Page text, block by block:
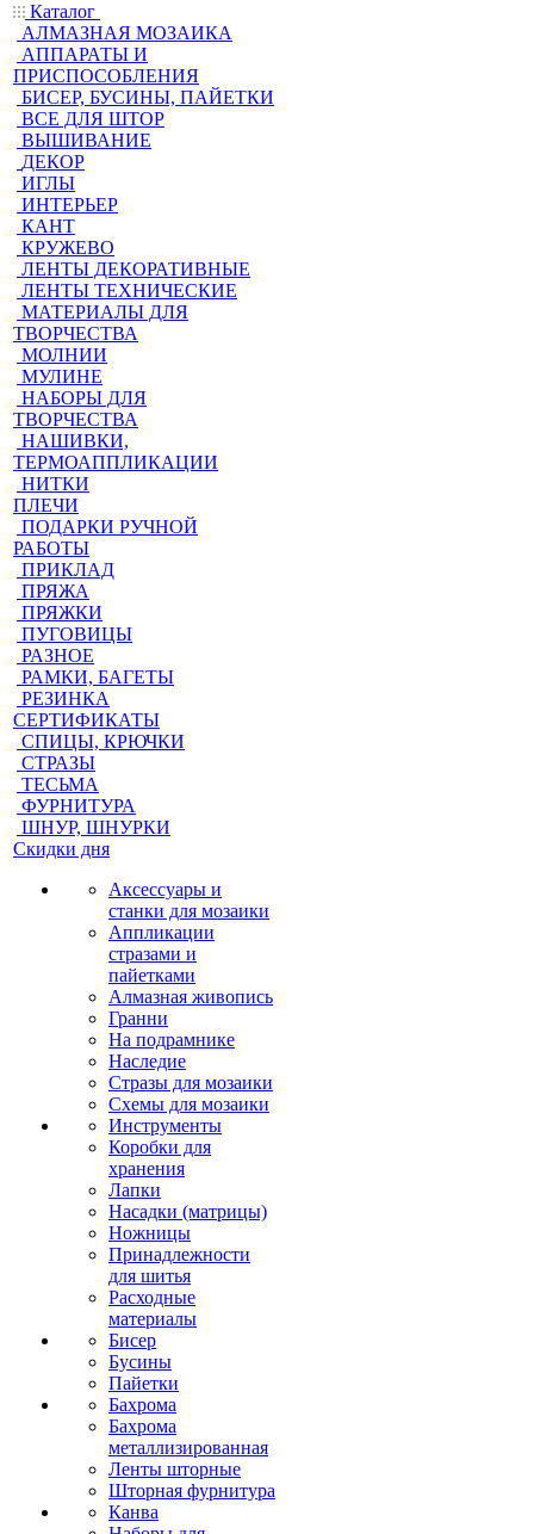
Каталог
АЛМАЗНАЯ МОЗАИКА
АППАРАТЫ И
ПРИСПОСОБЛЕНИЯ
БИСЕР, БУСИНЫ, ПАЙЕТКИ
ВСЕ ДЛЯ ШТОР
ВЫШИВАНИЕ
ДЕКОР
ИГЛЫ
ИНТЕРЬЕР
КАНТ
КРУЖЕВО
ЛЕНТЫ ДЕКОРАТИВНЫЕ
ЛЕНТЫ ТЕХНИЧЕСКИЕ
МАТЕРИАЛЫ ДЛЯ
ТВОРЧЕСТВА
МОЛНИИ
МУЛИНЕ
НАБОРЫ ДЛЯ
ТВОРЧЕСТВА
НАШИВКИ,
ТЕРМОАППЛИКАЦИИ
НИТКИ
ПЛЕЧИ
ПОДАРКИ РУЧНОЙ
РАБОТЫ
ПРИКЛАД
ПРЯЖА
ПРЯЖКИ
ПУГОВИЦЫ
РАЗНОЕ
РАМКИ, БАГЕТЫ
РЕЗИНКА
СЕРТИФИКАТЫ
СПИЦЫ, КРЮЧКИ
СТРАЗЫ
ТЕСЬМА
ФУРНИТУРА
ШНУР, ШНУРКИ
Скидки дня
Аксессуары и
станки для мозаики
Аппликации
стразами и
пайетками
Алмазная живопись
Гранни
На подрамнике
Наследие
Стразы для мозаики
Схемы для мозаики
Инструменты
Коробки для
хранения
Лапки
Насадки (матрицы)
Ножницы
Принадлежности
для шитья
Расходные
материалы
Бисер
Бусины
Пайетки
Бахрома
Бахрома
металлизированная
Ленты шторные
Шторная фурнитура
Канва